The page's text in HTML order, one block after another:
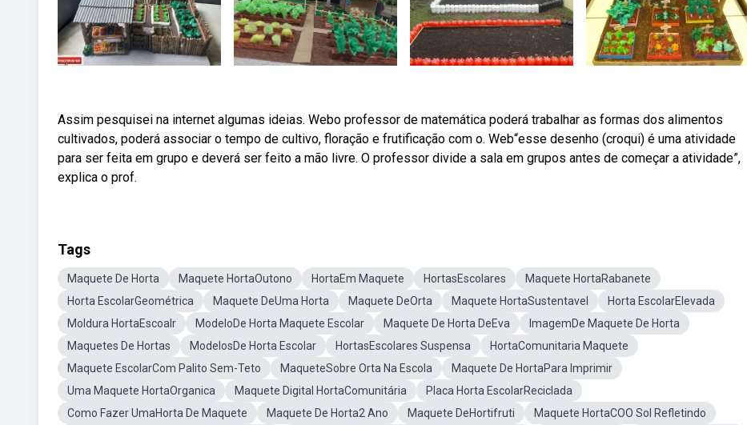
Assim pesquisei na internet algumas ideias. Webo professor de matemática poderá trabalhar as formas dos alimentos
cultivados, poderá associar o tempo de cultivo, floração e frutificação com o. Web“esse desenho (croqui) é uma atividade
para ser feita em grupo e deverá ser feito a mão livre. O professor divide a sala em grupos antes de começar a atividade”,
explica o prof.
Tags
Maquete De Horta Maquete HortaOutono HortaEm Maquete HortasEscolares
Maquete HortaRabanete
Horta EscolarGeométrica
Maquete DeUma Horta Maquete DeOrta Maquete HortaSustentavel
Horta EscolarElevada
Moldura HortaEscoalr
ModeloDe Horta Maquete Escolar Maquete De Horta DeEva
ImagemDe Maquete De Horta
Maquetes De Hortas
ModelosDe Horta Escolar HortasEscolares Suspensa
HortaComunitaria Maquete
Maquete EscolarCom Palito Sem-Teto
MaqueteSobre Orta Na Escola
Maquete De HortaPara Imprimir
Uma Maquete HortaOrganica
Maquete Digital HortaComunitária
Placa Horta EscolarReciclada
Como Fazer UmaHorta De Maquete
Maquete De Horta2 Ano Maquete DeHortifruti
Maquete HortaCOO Sol Refletindo